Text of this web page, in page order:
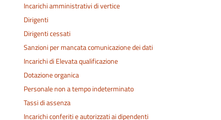
Incarichi amministrativi di vertice
Dirigenti
Dirigenti cessati
Sanzioni per mancata comunicazione dei dati
Incarichi di Elevata qualificazione
Dotazione organica
Personale non a tempo indeterminato
Tassi di assenza
Incarichi conferiti e autorizzati ai dipendenti